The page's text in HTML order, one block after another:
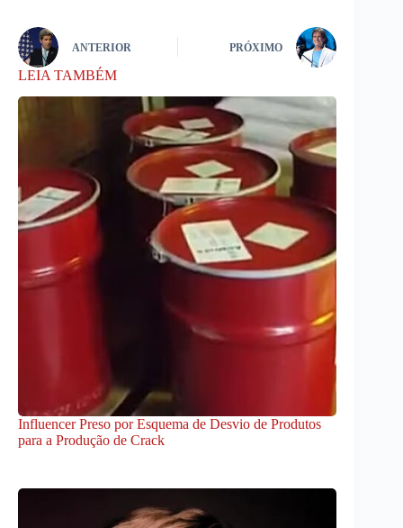
ANTERIOR PRÓXIMO
LEIA TAMBÉM
Influencer Preso por Esquema de Desvio de Produtos
para a Produção de Crack